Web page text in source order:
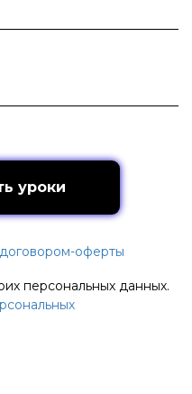
уроки
договором-оферты
персональных данных.